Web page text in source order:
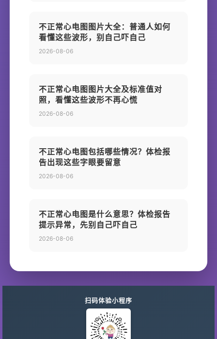
不正常心电图图片大全：普通人如何
看懂这些波形，别自己吓自己
2026-08-06
不正常心电图图片大全及标准值对
照，看懂这些波形不再心慌
2026-08-06
不正常心电图包括哪些情况？体检报
告出现这些字眼要留意
2026-08-06
不正常心电图是什么意思？体检报告
提示异常，先别自己吓自己
2026-08-06
扫码体验小程序